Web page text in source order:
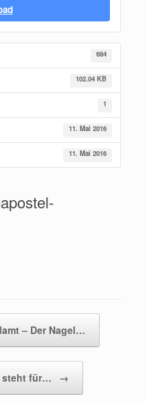
684
102.04 KB
1
11. Mai 2016
11. Mai 2016
– Der Nagel…
steht für… →